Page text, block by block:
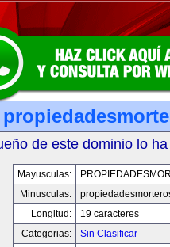
de este dominio lo
Mayusculas:
Minusculas:
Longitud:
19 caracteres
Categorias:
Sin Clasificar